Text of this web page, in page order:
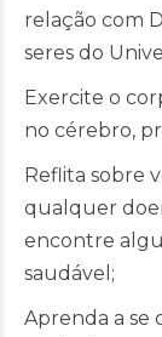
relação com
seres do
Exercite o
no cérebro,
Reflita sobre
qualquer
encontre
saudável;
Aprenda a se